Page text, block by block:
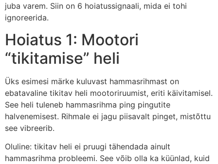
juba varem. Siin on 6 hoiatussignaali, mida ei tohi
ignoreerida.
Hoiatus 1: Mootori
“tikitamise” heli
Üks esimesi märke kuluvast hammasrihmast on
ebatavaline tikitav heli mootoriruumist, eriti käivitamisel.
See heli tuleneb hammasrihma ping pingutite
halvenemisest. Rihmale ei jagu piisavalt pinget, mistõttu
see vibreerib.
Oluline: tikitav heli ei pruugi tähendada ainult
hammasrihma probleemi. See võib olla ka küünlad, kuid